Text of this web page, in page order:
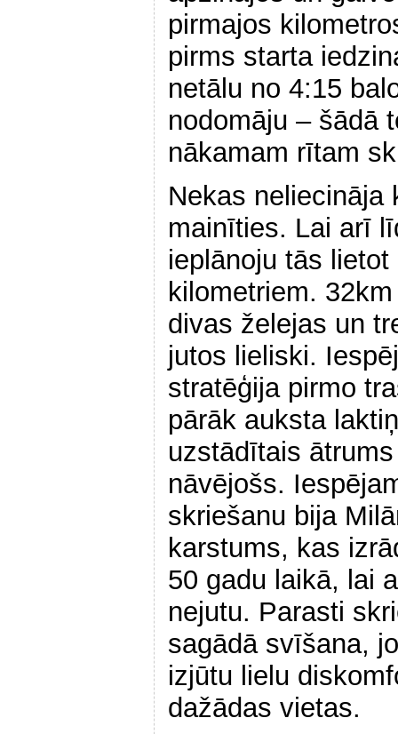
pirmajos
pirms starta
netālu no 4:15
nodomāju – šādā
nākamam rītam
Nekas neliecināja
mainīties. Lai arī
ieplānoju tās
kilometriem.
divas želejas un
jutos lieliski.
stratēģija pirmo
pārāk auksta
uzstādītais
nāvējošs.
skriešanu bija
karstums, kas
50 gadu laikā, lai
nejutu. Parasti
sagādā svīšana,
izjūtu lielu
dažādas vietas.